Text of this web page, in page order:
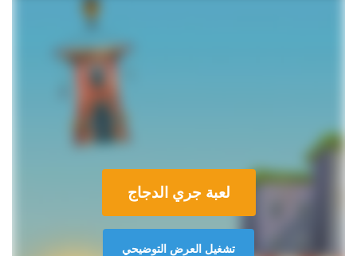
لعبة جري الدجاج
تشغيل العرض التوضيحي